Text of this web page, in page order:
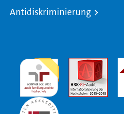
Antidiskriminierung